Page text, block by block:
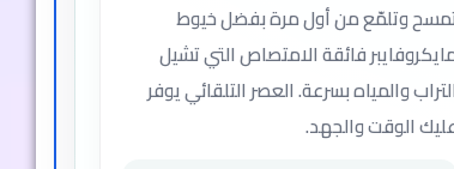
وتلمّع من أول مرة بفضل خيوط
فائقة الامتصاص التي تشيل
التراب والمياه بسرعة. العصر التلقائي يوفر
الوقت والجهد.